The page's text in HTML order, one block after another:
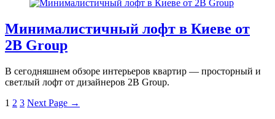
Минималистичный лофт в Киеве от
2B Group
В сегодняшнем обзоре интерьеров квартир — просторный и
светлый лофт от дизайнеров 2B Group.
1 2 3 Next Page →